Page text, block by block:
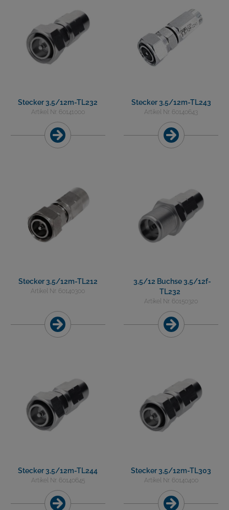
Stecker 3,5/12m-TL232
Artikel Nr. 60141000
Stecker 3,5/12m-TL243
Artikel Nr. 60140643
Stecker 3,5/12m-TL212
Artikel Nr. 60140300
3,5/12 Buchse 3,5/12f-
TL232
Artikel Nr. 60150320
Stecker 3,5/12m-TL244
Artikel Nr. 60140645
Stecker 3,5/12m-TL303
Artikel Nr. 60140400